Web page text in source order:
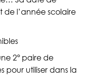
de l’année scolaire
2° paire de
pour utiliser dans la